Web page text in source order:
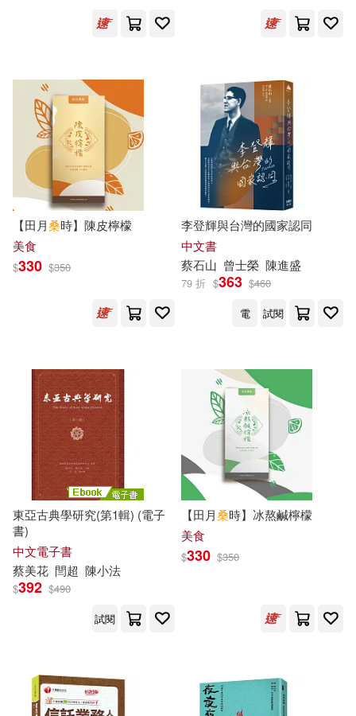
蔡狄秋(20) 蔡石山(20)
蔡適任(20) 阿迪亞香提(20)
高飛(20)
暁(18) 海法紀光(18)
細音啟(18) 蔡余杰(18)
蔡嘉亮(18) 蔡基剛(18)
蔡小雄(18) 衣丘わこ(18)
（美）蘇珊·桑塔格(18)
安部真弘(17) 春田菜菜(17)
上海譯文出版社(61)
大東海(58)
廣西師範大學出版社(57)
中信出版社(55) 晨星(54)
貓頭鷹(54) 中華書局(53)
天下文化(53) 東立(53)
Universal(52)
人民衛生出版社(51)
中國電力出版社(50)
勞動部及職業安全衛生研究所(50)
小宇宙文化(50)
外語教學與研究出版社(49)
元華文創股份有限公司(48)
【田月桑時】陳皮檸檬
美食
$330 $350
李登輝與台灣的國家認同
中文書
蔡石山 曾士榮 陳進盛
79 折 $363 $460
電
試閱
東亞古典學研究(第1輯) (電子
書)
中文電子書
蔡美花 閆超 陳小法
$392 $490
試閱
【田月桑時】冰熬鹹檸檬
美食
$330 $350